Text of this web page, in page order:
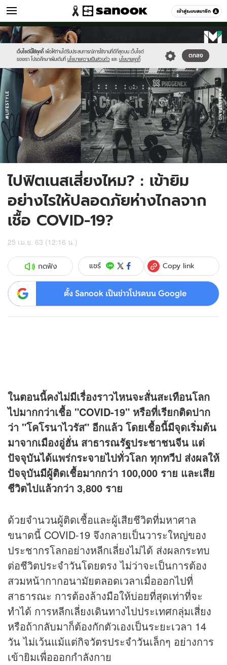
เข้าสู่ระบบสมาชิก
กีฬา หมวดอื่นๆ
เว็บไซต์นี้ใช้คุกกี้ เพื่อให้ท่านได้รับประสบการณ์การใช้งานที่ดีที่สุดบน เว็บไซต์
ของเรา โปรดศึกษาเพิ่มเติมที่ นโยบายความเป็นส่วนตัว และ นโยบายคุกกี้
ตกลง
Sanook
//s.isanook.com/sr/0/images/logo-
new-
sanook.png
600
60
//s.isanook.com/sp/0/ud/215/1078791/ggh.jpg
ไปฟิตเนสเสี่ยงไหม? : เข้ายิม
อย่างไรให้ปลอดภัยห่างไกลจาก
เชื้อ COVID-19?
25 เม.ย. 63 (12:16 น.)
กดฟัง แชร์ Copy link
ตั้ง Sanook เป็นข่าวโปรดบน Google
ในตอนนี้คงไม่มีเรื่องราวไหนจะสั่นสะเทือนโลก
ไปมากกว่าเชื้อ "COVID-19" หรือที่เรียกติดปาก
ว่า "โคโรนาไวรัส" อีกแล้ว โดยเชื้อนี้มีจุดเริ่มต้น
มาจากเมืองอู่ฮั่น สาธารณรัฐประชาชนจีน แต่
ปัจจุบันได้แพร่กระจายไปทั่วโลก ทุกทวีป ส่งผลให้
ปัจจุบันมีผู้ติดเชื้อมากกว่า 100,000 ราย และเสีย
ชีวิตไปแล้วกว่า 3,800 ราย
ด้วยจำนวนผู้ติดเชื้อและผู้เสียชีวิตที่มหาศาล
ขนาดนี้ COVID-19 จึงกลายเป็นวาระใหญ่ของ
ประชากรโลกอย่างหลีกเลี่ยงไม่ได้ ส่งผลกระทบ
ต่อชีวิตประจำวันโดยตรง ไม่ว่าจะเป็นการต้อง
สวมหน้ากากอนามัยตลอดเวลาเมื่อออกไปที่
สาธารณะ การต้องล้างมือให้บ่อยที่สุดเท่าที่จะ
ทำได้ การหลีกเลี่ยงเดินทางไปประเทศกลุ่มเสี่ยง
หรือถ้ากลับมาก็ต้องกักตัวเองเป็นระยะเวลา 14
วัน ไม่เว้นแม้แต่กิจวัตรประจำวันเล็กๆ อย่างการ
เข้ายิมเพื่อออกกำลังกาย